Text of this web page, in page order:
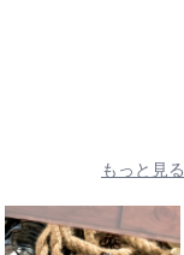
もっと見る